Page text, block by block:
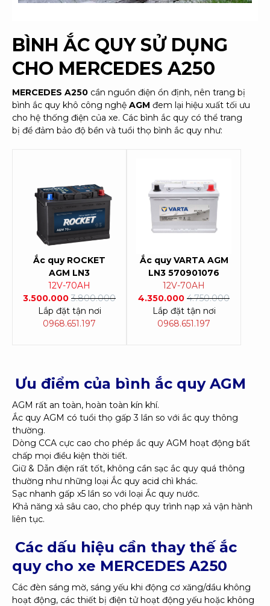
BÌNH ẮC QUY SỬ DỤNG
CHO MERCEDES A250
MERCEDES A250 cần nguồn điện ổn định, nên trang bị
bình ắc quy khô công nghệ AGM đem lại hiệu xuất tối ưu
cho hệ thống điện của xe. Các bình ắc quy có thể trang
bị để đảm bảo độ bền và tuổi thọ bình ắc quy như:
Ắc quy ROCKET
AGM LN3
12V-70AH
3.500.000 3.800.000
Lắp đặt tận nơi
0968.651.197
Ắc quyVARTA AGM
LN3 570901076
12V-70AH
4.350.000 4.750.000
Lắp đặt tận nơi
0968.651.197
Ưu điểm của bình ắc quy AGM
AGM rất an toàn, hoàn toàn kín khí.
Ắc quy AGM có tuổi thọ gấp 3 lần so với ắc quy thông
thường.
Dòng CCA cực cao cho phép ắc quy AGM hoạt động bất
chấp mọi điều kiện thời tiết.
Giữ & Dẫn điện rất tốt, không cần sạc ắc quy quá thông
thường như những loại Ắc quy acid chì khác.
Sạc nhanh gấp x5 lần so với loại Ắc quy nước.
Khả năng xả sâu cao, cho phép quy trình nạp xả vận hành
liên tục.
Các dấu hiệu cần thay thế ắc
quy cho xe MERCEDES A250
Các đèn sáng mờ, sáng yếu khi động cơ xăng/dầu không
hoạt động, các thiết bị điện tử hoạt động yếu hoặc không